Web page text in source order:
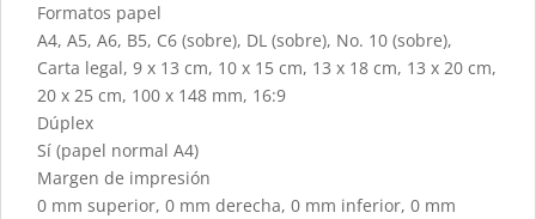
Formatos papel
A4, A5, A6, B5, C6 (sobre), DL (sobre), No. 10 (sobre),
Carta legal, 9 x 13 cm, 10 x 15 cm, 13 x 18 cm, 13 x 20 cm,
20 x 25 cm, 100 x 148 mm, 16:9
Dúplex
Sí (papel normal A4)
Margen de impresión
0 mm superior, 0 mm derecha, 0 mm inferior, 0 mm